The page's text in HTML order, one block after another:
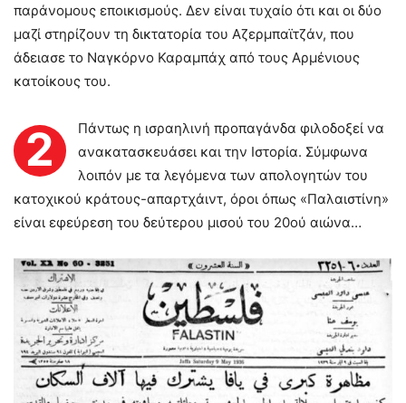
παράνομους εποικισμούς. Δεν είναι τυχαίο ότι και οι δύο
μαζί στηρίζουν τη δικτατορία του Αζερμπαϊτζάν, που
άδειασε το Ναγκόρνο Καραμπάχ από τους Αρμένιους
κατοίκους του.
2
Πάντως η ισραηλινή προπαγάνδα φιλοδοξεί να
ανακατασκευάσει και την Ιστορία. Σύμφωνα
λοιπόν με τα λεγόμενα των απολογητών του
κατοχικού κράτους-απαρτχάιντ, όροι όπως «Παλαιστίνη»
είναι εφεύρεση του δεύτερου μισού του 20ού αιώνα…